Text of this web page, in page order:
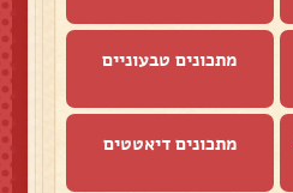
מתכונים טבעוניים
מתכונים דיאטטים